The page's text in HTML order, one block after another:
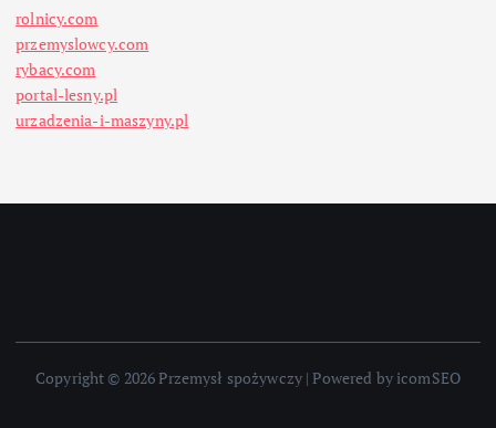
rolnicy.com
przemyslowcy.com
rybacy.com
portal-lesny.pl
urzadzenia-i-maszyny.pl
Copyright © 2026 Przemysł spożywczy | Powered by icomSEO